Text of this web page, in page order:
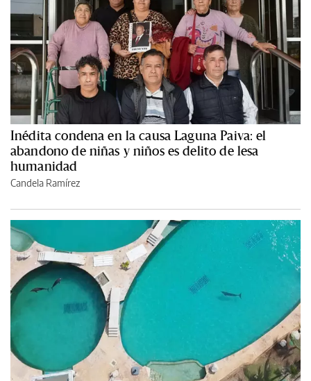
Inédita condena en la causa Laguna Paiva: el
abandono de niñas y niños es delito de lesa
humanidad
Candela Ramírez